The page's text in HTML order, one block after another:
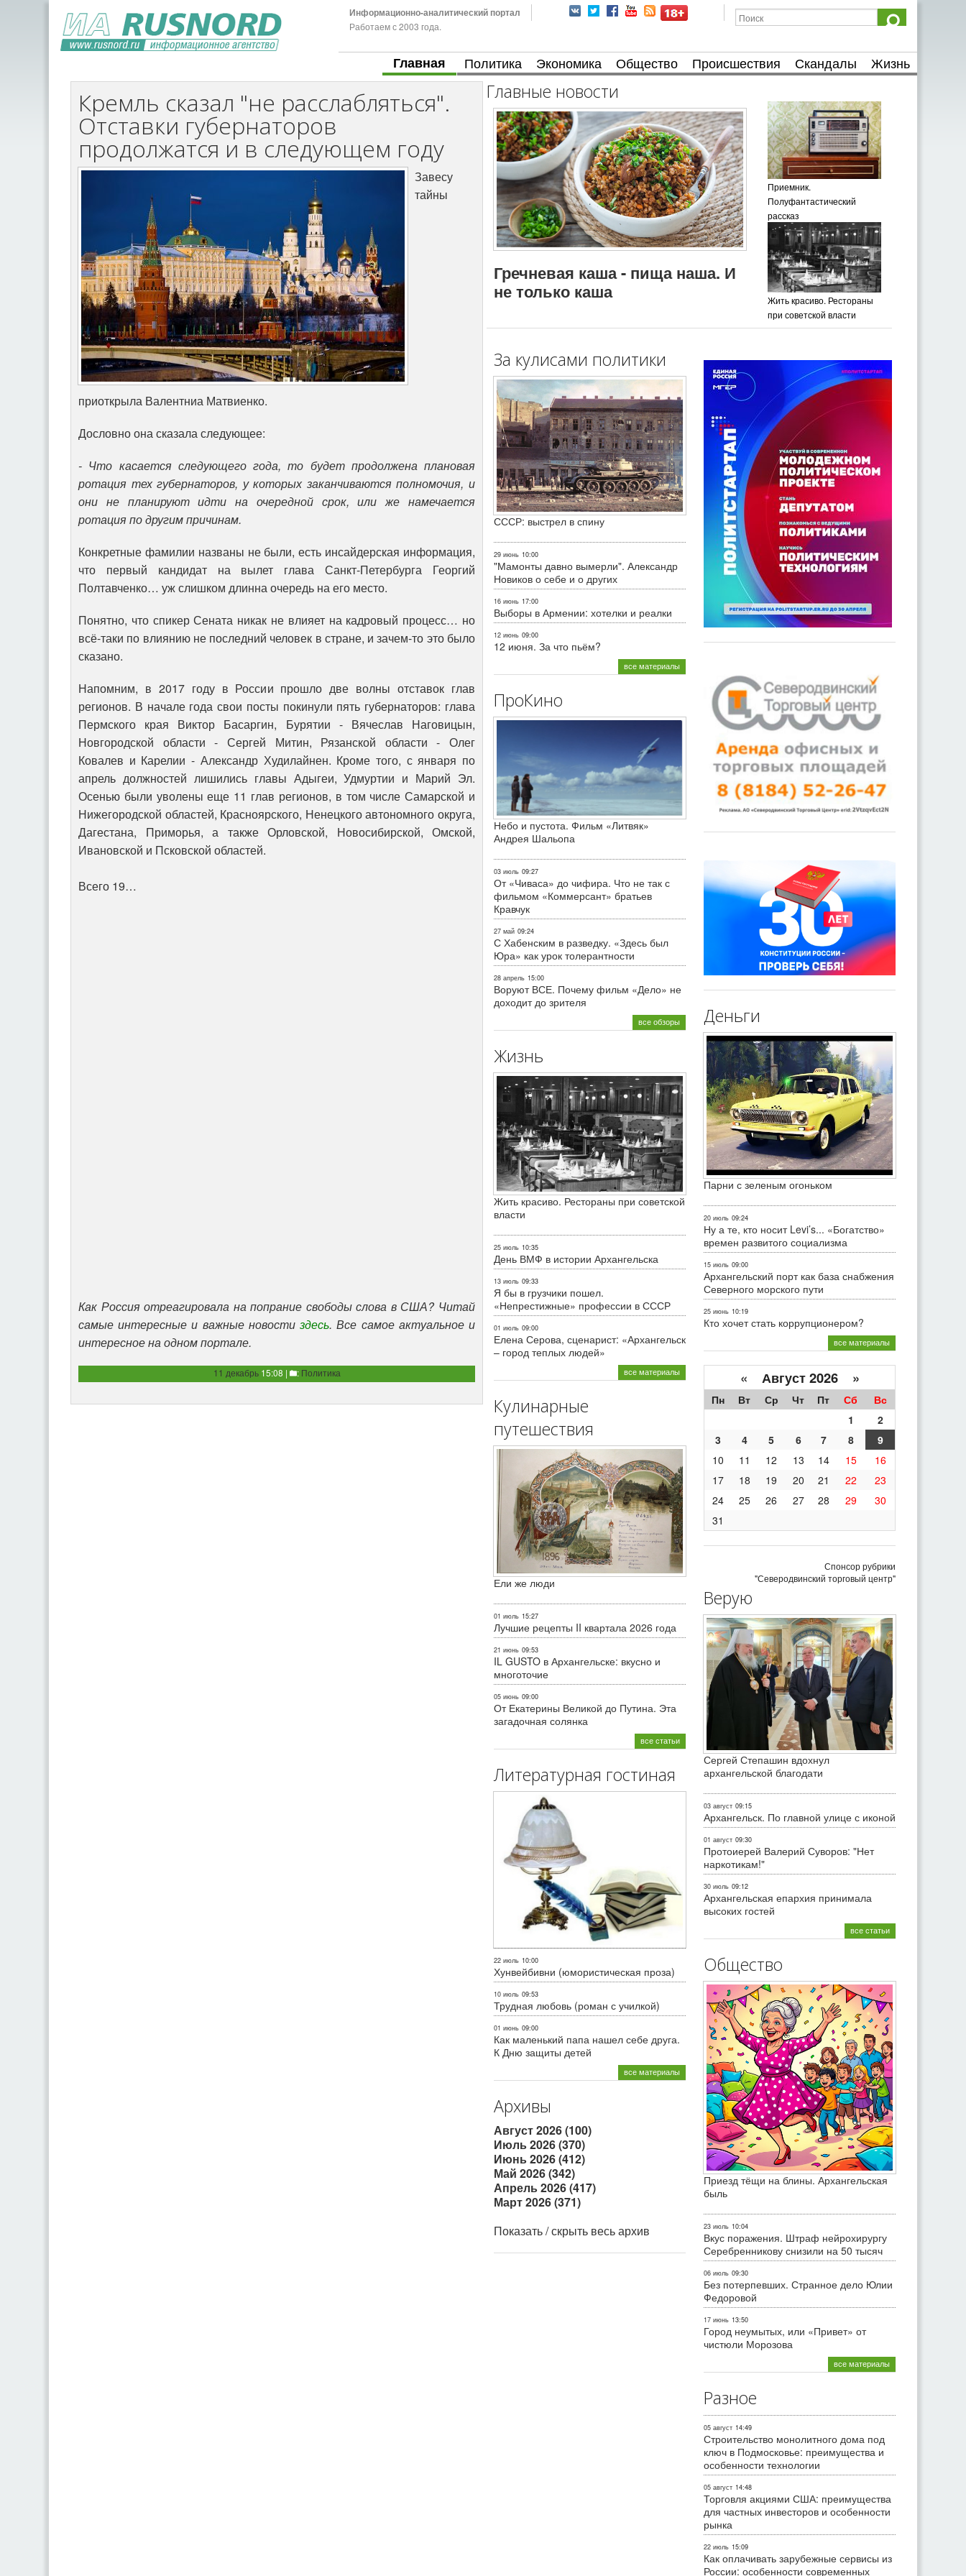
Информационно-аналитический портал
Работаем с 2003 года.
Главная Политика Экономика Общество Происшествия Скандалы Жизнь
Кремль сказал "не расслабляться".
Отставки губернаторов
продолжатся и в следующем году
Завесу
тайны
приоткрыла Валентниа Матвиенко.
Дословно она сказала следующее:
- Что касается следующего года, то будет продолжена плановая
ротация тех губернаторов, у которых заканчиваются полномочия, и
они не планируют идти на очередной срок, или же намечается
ротация по другим причинам.
Конкретные фамилии названы не были, есть инсайдерская информация,
что первый кандидат на вылет глава Санкт-Петербурга Георгий
Полтавченко… уж слишком длинна очередь на его место.
Понятно, что спикер Сената никак не влияет на кадровый процесс… но
всё-таки по влиянию не последний человек в стране, и зачем-то это было
сказано.
Напомним, в 2017 году в России прошло две волны отставок глав
регионов. В начале года свои посты покинули пять губернаторов: глава
Пермского края Виктор Басаргин, Бурятии - Вячеслав Наговицын,
Новгородской области - Сергей Митин, Рязанской области - Олег
Ковалев и Карелии - Александр Худилайнен. Кроме того, с января по
апрель должностей лишились главы Адыгеи, Удмуртии и Марий Эл.
Осенью были уволены еще 11 глав регионов, в том числе Самарской и
Нижегородской областей, Красноярского, Ненецкого автономного округа,
Дагестана, Приморья, а также Орловской, Новосибирской, Омской,
Ивановской и Псковской областей.
Всего 19…
Как Россия отреагировала на попрание свободы слова в США? Читай
самые интересные и важные новостиздесь. Все самое актуальное и
интересное на одном портале.
11 декабрь15:08 | : Политика
Главные новости
Гречневая каша - пища наша. И
не только каша
Приемник.
Полуфантастический
рассказ
Жить красиво. Рестораны
при советской власти
За кулисами политики
СССР: выстрел в спину
29 июнь 10:00
"Мамонты давно вымерли". Александр
Новиков о себе и о других
16 июнь 17:00
Выборы в Армении: хотелки и реалки
12 июнь 09:00
12 июня. За что пьём?
все материалы
ПроКино
Небо и пустота. Фильм «Литвяк»
Андрея Шальопа
03 июль 09:27
От «Чиваса» до чифира. Что не так с
фильмом «Коммерсант» братьев
Кравчук
27 май 09:24
С Хабенским в разведку. «Здесь был
Юра» как урок толерантности
28 апрель 15:00
Воруют ВСЕ. Почему фильм «Дело» не
доходит до зрителя
все обзоры
Жизнь
Жить красиво. Рестораны при советской
власти
25 июль 10:35
День ВМФ в истории Архангельска
13 июль 09:33
Я бы в грузчики пошел.
«Непрестижные» профессии в СССР
01 июль 09:00
Елена Серова, сценарист: «Архангельск
– город теплых людей»
все материалы
Кулинарные
путешествия
Ели же люди
01 июль 15:27
Лучшие рецепты II квартала 2026 года
21 июнь 09:53
IL GUSTO в Архангельске: вкусно и
многоточие
05 июнь 09:00
От Екатерины Великой до Путина. Эта
загадочная солянка
все статьи
Литературная гостиная
22 июль 10:00
Хунвейбивни (юмористическая проза)
10 июль 09:53
Трудная любовь (роман с училкой)
01 июнь 09:00
Как маленький папа нашел себе друга.
К Дню защиты детей
все материалы
Архивы
Август 2026 (100)
Июль 2026 (370)
Июнь 2026 (412)
Май 2026 (342)
Апрель 2026 (417)
Март 2026 (371)
Показать / скрыть весь архив
Деньги
Парни с зеленым огоньком
20 июль 09:24
Ну а те, кто носит Levi’s... «Богатство»
времен развитого социализма
15 июль 09:00
Архангельский порт как база снабжения
Северного морского пути
25 июнь 10:19
Кто хочет стать коррупционером?
все материалы
« Август 2026 »
Пн Вт Ср Чт Пт Сб
Вс
1
2
3
4 5 6 7 8
9
10
11 12 13 14 15
16
17
18 19 20 21 22
23
24
25 26 27 28 29
30
31
Спонсор рубрики
"Северодвинский торговый центр"
Верую
Сергей Степашин вдохнул
архангельской благодати
03 август 09:15
Архангельск. По главной улице с иконой
01 август 09:30
Протоиерей Валерий Суворов: "Нет
наркотикам!"
30 июль 09:12
Архангельская епархия принимала
высоких гостей
все статьи
Общество
Приезд тёщи на блины. Архангельская
быль
23 июль 10:04
Вкус поражения. Штраф нейрохирургу
Серебренникову снизили на 50 тысяч
06 июль 09:30
Без потерпевших. Странное дело Юлии
Федоровой
17 июнь 13:50
Город неумытых, или «Привет» от
чистюли Морозова
все материалы
Разное
05 август 14:49
Строительство монолитного дома под
ключ в Подмосковье: преимущества и
особенности технологии
05 август 14:48
Торговля акциями США: преимущества
для частных инвесторов и особенности
рынка
22 июль 15:09
Как оплачивать зарубежные сервисы из
России: особенности современных